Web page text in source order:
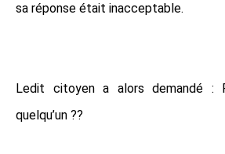
sa réponse était inacceptable.
Ledit citoyen a alors demandé :
quelqu’un ??